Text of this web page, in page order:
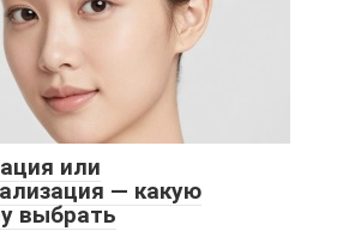
или
— какую
выбрать